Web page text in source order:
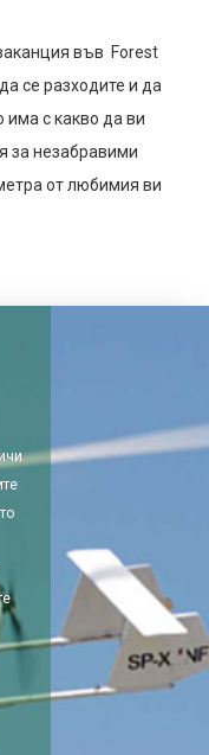
във Forest
се разходите и да
има с какво да ви
за незабравими
от любимия ви